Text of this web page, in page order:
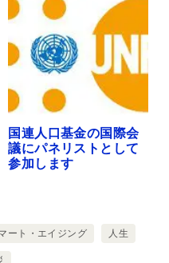
国連人口基金の国際会
議にパネリストとして
参加します
ート・エイジング 人生